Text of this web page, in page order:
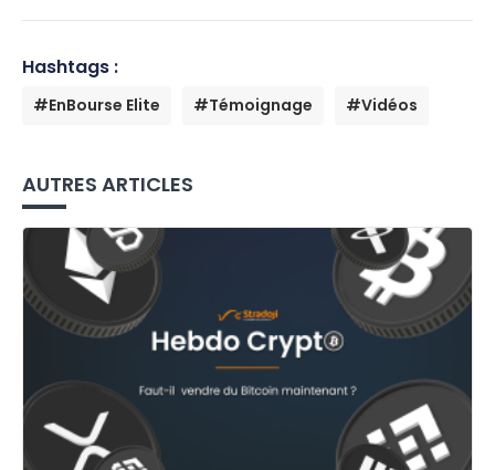
Hashtags :
#EnBourse Elite #Témoignage #Vidéos
AUTRES ARTICLES